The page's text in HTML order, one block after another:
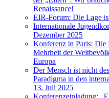
Renaissance!
EIR-Forum: Die Lage
Internationale
Dezember 2025
Konferenz in Paris: Die
Mehrheit der
Europa
Der Mensch ist nicht
Paradigma in den
13. Juli 2025